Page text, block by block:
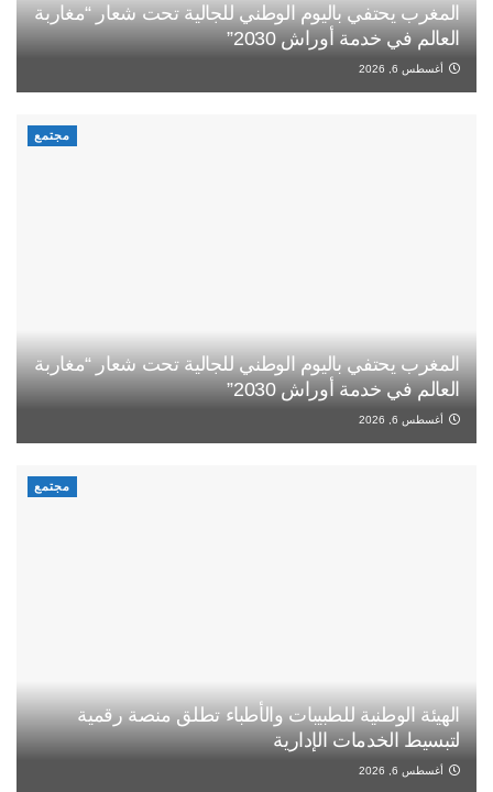
المغرب يحتفي باليوم الوطني للجالية تحت شعار “مغاربة
العالم في خدمة أوراش 2030”
أغسطس 6, 2026
مجتمع
المغرب يحتفي باليوم الوطني للجالية تحت شعار “مغاربة
العالم في خدمة أوراش 2030”
أغسطس 6, 2026
مجتمع
الهيئة الوطنية للطبيبات والأطباء تطلق منصة رقمية
لتبسيط الخدمات الإدارية
أغسطس 6, 2026